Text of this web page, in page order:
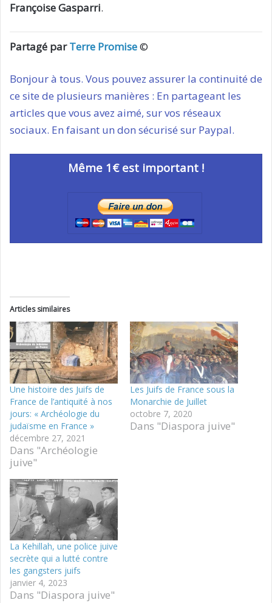
Françoise Gasparri.
Partagé parTerre Promise©
Bonjour à tous. Vous pouvez assurer la continuité de
ce site de plusieurs manières : En partageant les
articles que vous avez aimé, sur vos réseaux
sociaux. En faisant un don sécurisé sur Paypal.
Même 1€ est important !
Articles similaires
Une histoire des Juifs de
France de l’antiquité à nos
jours: « Archéologie du
judaïsme en France »
décembre 27, 2021
Dans "Archéologie
juive"
Les Juifs de France sous la
Monarchie de Juillet
octobre 7, 2020
Dans "Diaspora juive"
La Kehillah, une police juive
secrète qui a lutté contre
les gangsters juifs
janvier 4, 2023
Dans "Diaspora juive"